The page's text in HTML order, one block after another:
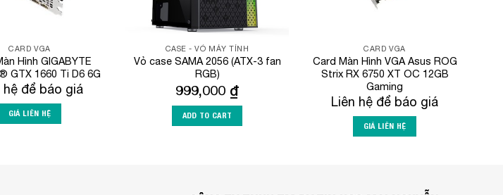
CARD VGA
Hình GIGABYTE
GTX 1660 Ti D6 6G
hệ để báo giá
GIÁ LIÊN HỆ
CASE - VỎ MÁY TÍNH
Vỏ case SAMA 2056 (ATX-3 fan
RGB)
999,000 ₫
ADD TO CART
CARD VGA
Card Màn Hình VGA Asus ROG
Strix RX 6750 XT OC 12GB
Gaming
Liên hệ để báo giá
GIÁ LIÊN HỆ